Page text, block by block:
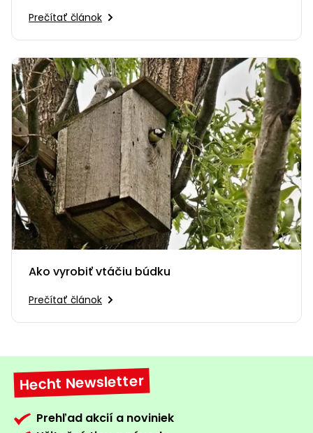
Prečítať článok
Ako vyrobiť vtáčiu búdku
Prečítať článok
Hecht Newsletter
Prehľad akcií a noviniek